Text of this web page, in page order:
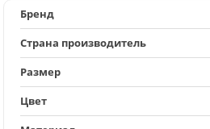
Бренд
Страна производитель
Размер
Цвет